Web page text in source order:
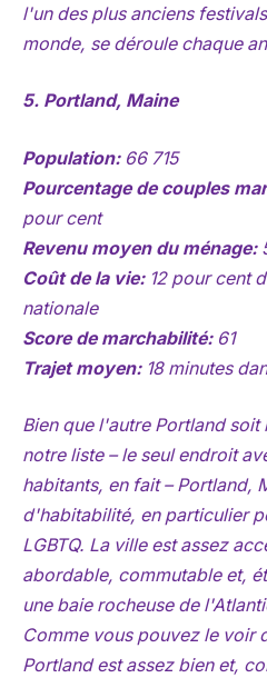
l'un des plus anciens
monde, se déroule chaque
5. Portland, Maine
Population:66 715
Pourcentage de couples
pour cent
Revenu moyen du ménage:
Coût de la vie:12 pour cent
nationale
Score de marchabilité:61
Trajet moyen:18 minutes
Bien que l'autre Portland
notre liste – le seul endroit
habitants, en fait – Portland,
d'habitabilité, en particulier
LGBTQ. La ville est assez
abordable, commutable et,
une baie rocheuse de
Comme vous pouvez le voir
Portland est assez bien et,